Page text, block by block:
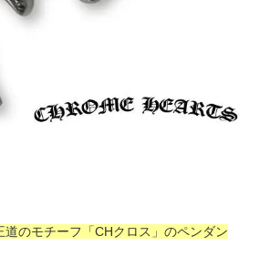
道のモチーフ「CHクロス」のペンダン